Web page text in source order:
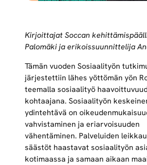
Kirjoittajat Soccan
Palomäki ja erikoissuunnittelija
Tämän vuoden Sosiaalityön
järjestettiin lähes yöttömän yön
teemalla sosiaalityö
kohtaajana. Sosiaalityön
ydintehtävä on
vahvistaminen ja eriarvoisuuden
vähentäminen. Palveluiden
säästöt haastavat sosiaalityön
kotimaassa ja samaan aikaan